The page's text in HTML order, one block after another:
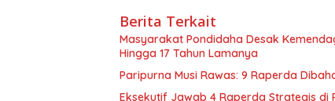
Berita Terkait
Masyarakat Pondidaha Desak
Hingga 17 Tahun Lamanya
Paripurna Musi Rawas: 9 Raperda
Eksekutif Jawab 4 Raperda Strategis di